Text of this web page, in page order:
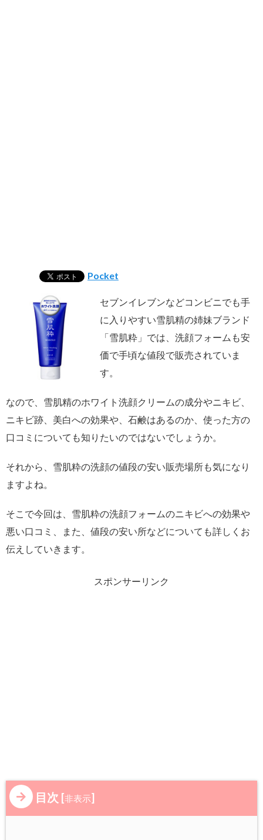
Pocket
セブンイレブンなどコンビニでも手
に入りやすい雪肌精の姉妹ブランド
「雪肌粋」では、洗顔フォームも安
価で手頃な値段で販売されていま
す。
なので、雪肌精のホワイト洗顔クリームの成分やニキビ、
ニキビ跡、美白への効果や、石鹸はあるのか、使った方の
口コミについても知りたいのではないでしょうか。
それから、雪肌粋の洗顔の値段の安い販売場所も気になり
ますよね。
そこで今回は、雪肌粋の洗顔フォームのニキビへの効果や
悪い口コミ、また、値段の安い所などについても詳しくお
伝えしていきます。
スポンサーリンク
目次 [非表示]